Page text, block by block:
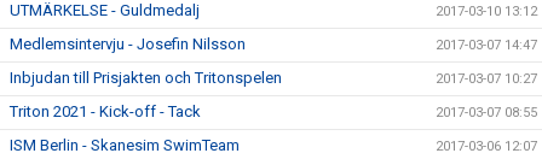
UTMÄRKELSE - Guldmedalj 2017-03-10 13:12
Medlemsintervju - Josefin Nilsson 2017-03-07 14:47
Inbjudan till Prisjakten och Tritonspelen 2017-03-07 10:27
Triton 2021 - Kick-off - Tack 2017-03-07 08:55
ISM Berlin - Skanesim SwimTeam 2017-03-06 12:07